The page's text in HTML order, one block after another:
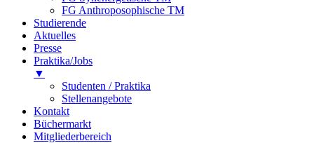
FG Anthroposophische TM
Studierende
Aktuelles
Presse
Praktika/Jobs
▼
Studenten / Praktika
Stellenangebote
Kontakt
Büchermarkt
Mitgliederbereich